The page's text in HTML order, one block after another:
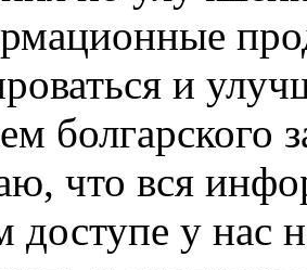
и
болгарского
что вся
доступе у нас